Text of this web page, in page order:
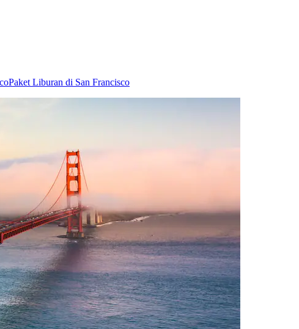
Paket Liburan di San Francisco